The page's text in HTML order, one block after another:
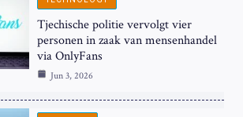
Tjechische politie vervolgt vier
personen in zaak van mensenhandel
via OnlyFans
Jun 3, 2026